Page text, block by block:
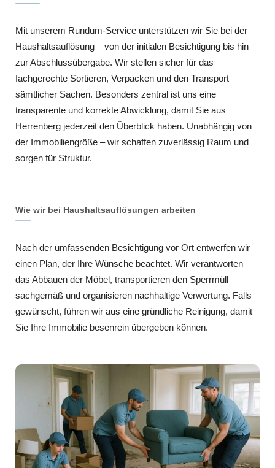
Mit unserem Rundum-Service unterstützen wir Sie bei der
Haushaltsauflösung – von der initialen Besichtigung bis hin
zur Abschlussübergabe. Wir stellen sicher für das
fachgerechte Sortieren, Verpacken und den Transport
sämtlicher Sachen. Besonders zentral ist uns eine
transparente und korrekte Abwicklung, damit Sie aus
Herrenberg jederzeit den Überblick haben. Unabhängig von
der Immobiliengröße – wir schaffen zuverlässig Raum und
sorgen für Struktur.
Wie wir bei Haushaltsauflösungen arbeiten
Nach der umfassenden Besichtigung vor Ort entwerfen wir
einen Plan, der Ihre Wünsche beachtet. Wir verantworten
das Abbauen der Möbel, transportieren den Sperrmüll
sachgemäß und organisieren nachhaltige Verwertung. Falls
gewünscht, führen wir aus eine gründliche Reinigung, damit
Sie Ihre Immobilie besenrein übergeben können.